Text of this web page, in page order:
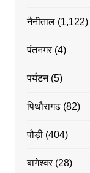
नैनीताल(1,122)
पंतनगर(4)
पर्यटन(5)
पिथौरागढ(82)
पौड़ी(404)
बागेश्वर(28)